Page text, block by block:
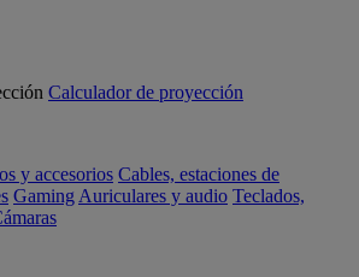
Calculador de proyección
y accesorios Cables, estaciones de
Gaming Auriculares y audio Teclados,